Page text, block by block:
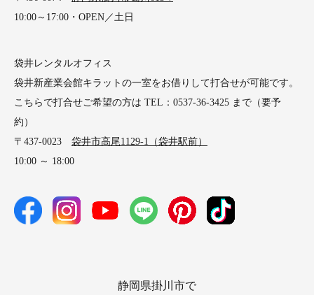
10:00～17:00・OPEN／土日
袋井レンタルオフィス
袋井新産業会館キラットの一室をお借りして打合せが可能です。
こちらで打合せご希望の方は TEL：0537-36-3425 まで（要予
約）
〒437-0023 袋井市高尾1129-1（袋井駅前）
10:00 ～ 18:00
静岡県掛川市で